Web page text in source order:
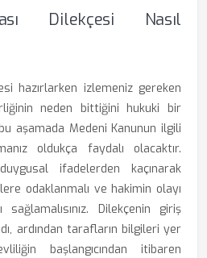
Dilekçesi Nasıl
hazırlarken izlemeniz gereken
neden bittiğini hukuki bir
aşamada Medeni Kanunun ilgili
oldukça faydalı olacaktır.
ifadelerden kaçınarak
odaklanmalı ve hakimin olayı
Dilekçenin giriş
ardından tarafların bilgileri yer
başlangıcından itibaren